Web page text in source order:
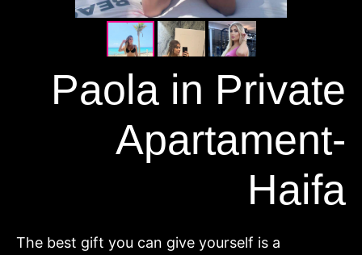
Paola in Private
Apartament-
Haifa
The best gift you can give yourself is a